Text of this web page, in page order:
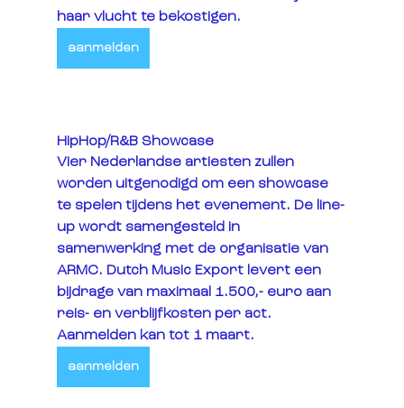
haar vlucht te bekostigen.
aanmelden
HipHop/R&B Showcase
Vier Nederlandse artiesten zullen
worden uitgenodigd om een showcase
te spelen tijdens het evenement. De line-
up wordt samengesteld in
samenwerking met de organisatie van
ARMC. Dutch Music Export levert een
bijdrage van maximaal 1.500,- euro aan
reis- en verblijfkosten per act.
Aanmelden kan tot 1 maart.
aanmelden